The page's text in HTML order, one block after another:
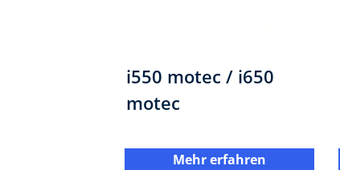
i550 motec / i650
motec
Mehr erfahren